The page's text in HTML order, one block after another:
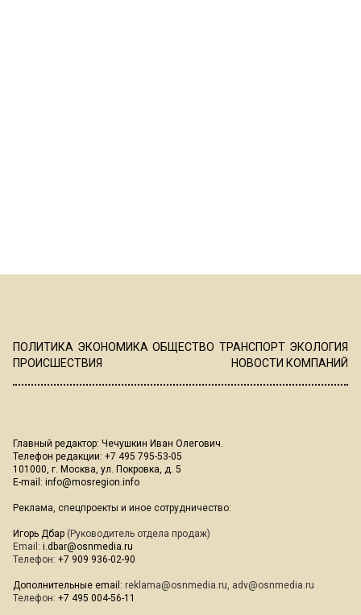
ПОЛИТИКА ЭКОНОМИКА ОБЩЕСТВО ТРАНСПОРТ ЭКОЛОГИЯ
ПРОИСШЕСТВИЯ
НОВОСТИ КОМПАНИЙ
Главный редактор: Чечушкин Иван Олегович.
Телефон редакции: +7 495 795-53-05
101000, г. Москва, ул. Покровка, д. 5
E-mail: info@mosregion.info
Реклама, спецпроекты и иное сотрудничество:
Игорь Дбар (Руководитель отдела продаж)
Email: i.dbar@osnmedia.ru
Телефон: +7 909 936-02-90
Дополнительные email: reklama@osnmedia.ru, adv@osnmedia.ru
Телефон: +7 495 004-56-11